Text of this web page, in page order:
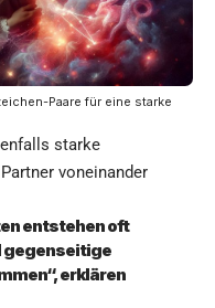
Paare für eine starke
starke
voneinander
entstehen oft
gegenseitige
erklären